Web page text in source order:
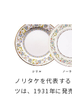
ノリタケを代表す
ツは、1931年に発